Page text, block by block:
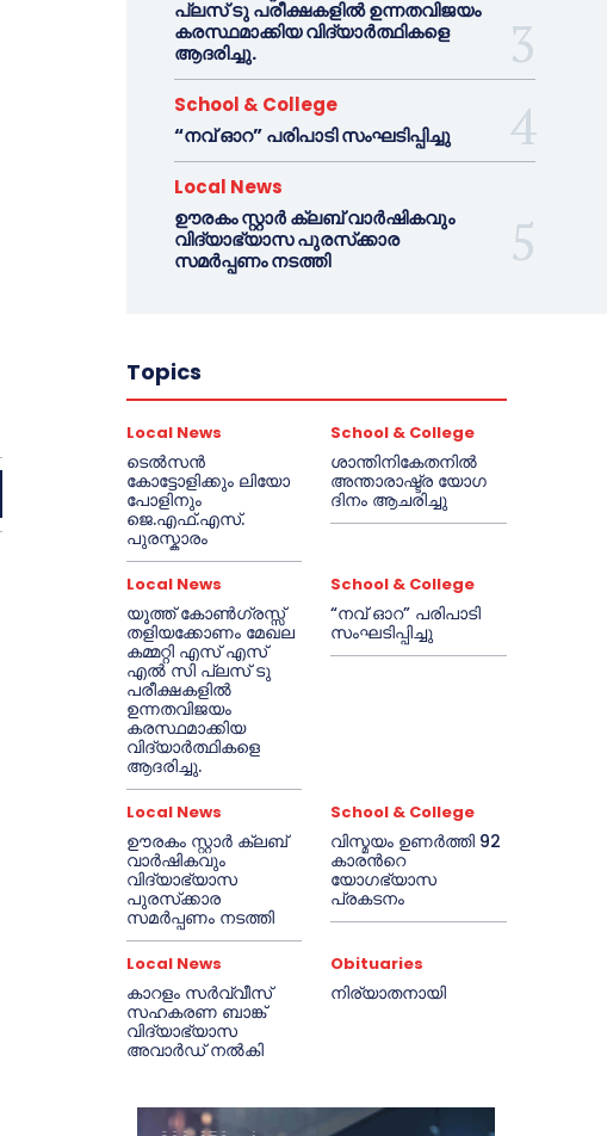
പ്ലസ് ടു പരീക്ഷകളിൽ ഉന്നതവിജയം
കരസ്ഥമാക്കിയ വിദ്യാർത്ഥികളെ
ആദരിച്ചു.
School & College
“നവ് ഓറ” പരിപാടി സംഘടിപ്പിച്ചു
Local News
ഊരകം സ്റ്റാർ ക്ലബ് വാർഷികവും
വിദ്യാഭ്യാസ പുരസ്‌ക്കാര
സമർപ്പണം നടത്തി
Topics
Local News
ടെൽസൻ
കോട്ടോളിക്കും ലിയോ
പോളിനും
ജെ.എഫ്.എസ്.
പുരസ്കാരം
School & College
ശാന്തിനികേതനിൽ
അന്താരാഷ്ട്ര യോഗ
ദിനം ആചരിച്ചു
Local News
യൂത്ത് കോൺഗ്രസ്സ്
തളിയക്കോണം മേഖല
കമ്മറ്റി എസ് എസ്
എൽ സി പ്ലസ് ടു
പരീക്ഷകളിൽ
ഉന്നതവിജയം
കരസ്ഥമാക്കിയ
വിദ്യാർത്ഥികളെ
ആദരിച്ചു.
School & College
“നവ് ഓറ” പരിപാടി
സംഘടിപ്പിച്ചു
Local News
ഊരകം സ്റ്റാർ ക്ലബ്
വാർഷികവും
വിദ്യാഭ്യാസ
പുരസ്‌ക്കാര
സമർപ്പണം നടത്തി
School & College
വിസ്മയം ഉണർത്തി 92
കാരൻറെ
യോഗഭ്യാസ
പ്രകടനം
Local News
കാറളം സർവ്വീസ്
സഹകരണ ബാങ്ക്
വിദ്യാഭ്യാസ
അവാർഡ് നൽകി
Obituaries
നിര്യാതനായി